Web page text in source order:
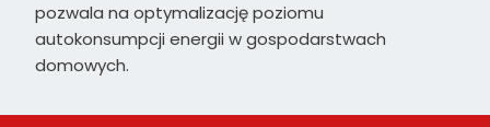
pozwala na optymalizację poziomu
autokonsumpcji energii w gospodarstwach
domowych.